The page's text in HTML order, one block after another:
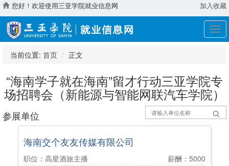
您好！欢迎使用三亚学院就业信息网 加入收藏
展
开
当前位置: 首页 正文
“海南学子就在海南”留才行动三亚学院专
场招聘会（新能源与智能网联汽车学院）
参展单位
海南交个友友传媒有限公司
职位：高星酒旅主播
薪酬：5000